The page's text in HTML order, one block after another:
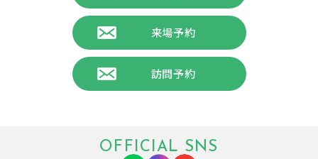
来場予約
訪問予約
OFFICIAL SNS